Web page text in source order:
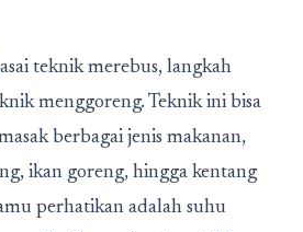
teknik merebus, langkah
menggoreng. Teknik ini bisa
berbagai jenis makanan,
ikan goreng, hingga kentang
perhatikan adalah suhu